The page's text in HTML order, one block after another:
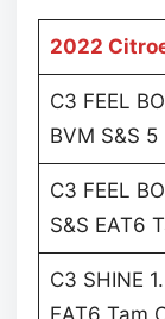
2022
C3 FEEL
BVM S&S
C3 FEEL
S&S EAT6
C3 SHINE
EAT6 Tam